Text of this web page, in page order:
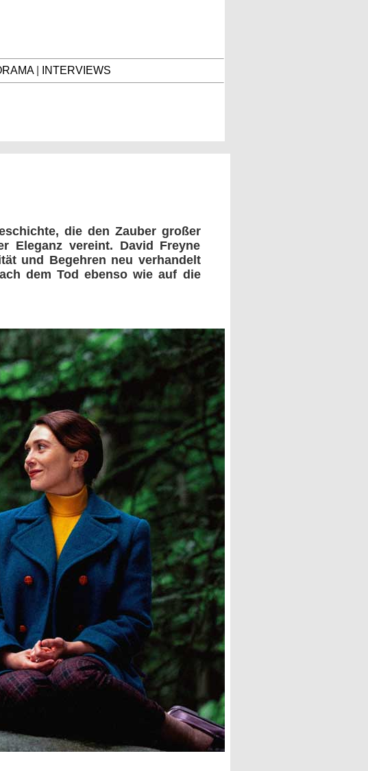
| INTERVIEWS
die den Zauber großer
Eleganz vereint. David Freyne
und Begehren neu verhandelt
dem Tod ebenso wie auf die